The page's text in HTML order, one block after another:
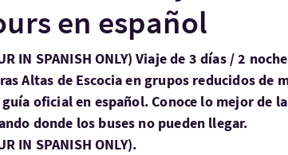
en español
IN SPANISH ONLY) Viaje de 3 días / 2
Altas de Escocia en grupos reducidos de
guía oficial en español. Conoce lo mejor de
donde los buses no pueden llegar.
IN SPANISH ONLY).